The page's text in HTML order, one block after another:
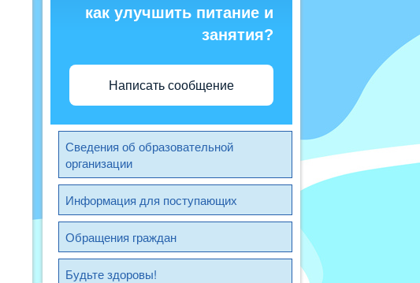
как улучшить питание и
занятия?
Написать сообщение
Сведения об образовательной
организации
Информация для поступающих
Обращения граждан
Будьте здоровы!